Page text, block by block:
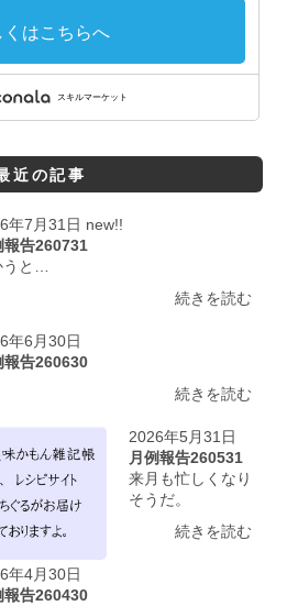
近の記事
年7月31日 new!!
報告260731
と…
続きを読む
年6月30日
報告260630
続きを読む
2026年5月31日
月例報告260531
来月も忙しくなり
そうだ。
続きを読む
年4月30日
報告260430